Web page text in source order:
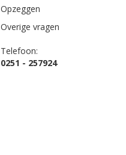
Opzeggen
Overige vragen
Telefoon:
0251 - 257924